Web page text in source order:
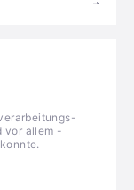
vor allem -